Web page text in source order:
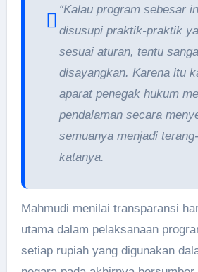
“Kalau program sebesar
disusupi praktik-praktik
sesuai aturan, tentu
disayangkan. Karena itu
aparat penegak hukum
pendalaman secara
semuanya menjadi
katanya.
Mahmudi menilai transparansi
utama dalam pelaksanaan
setiap rupiah yang digunakan